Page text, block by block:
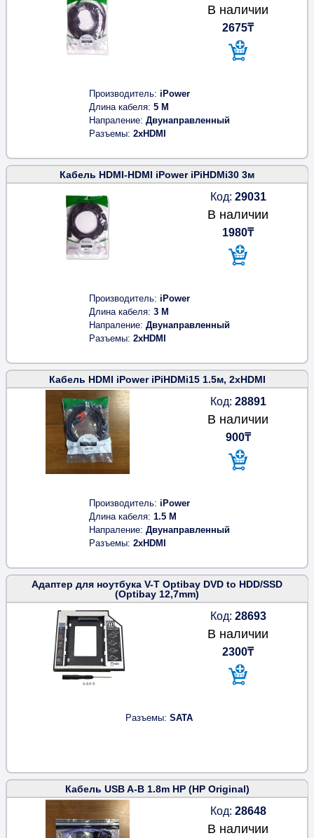
В наличии
2675₸
Производитель iPower
Длина кабеля 5 M
Напраление Двунаправленный
Разъемы 2xHDMI
Кабель HDMI-HDMI iPower iPiHDMi30 3м
Код: 29031
В наличии
1980₸
Производитель iPower
Длина кабеля 3 M
Напраление Двунаправленный
Разъемы 2xHDMI
Кабель HDMI iPower iPiHDMi15 1.5м, 2xHDMI
Код: 28891
В наличии
900₸
Производитель iPower
Длина кабеля 1.5 M
Напраление Двунаправленный
Разъемы 2xHDMI
Адаптер для ноутбука V-T Optibay DVD to HDD/SSD
(Optibay 12,7mm)
Код: 28693
В наличии
2300₸
Разъемы SATA
Кабель USB A-B 1.8m HP (HP Original)
Код: 28648
В наличии